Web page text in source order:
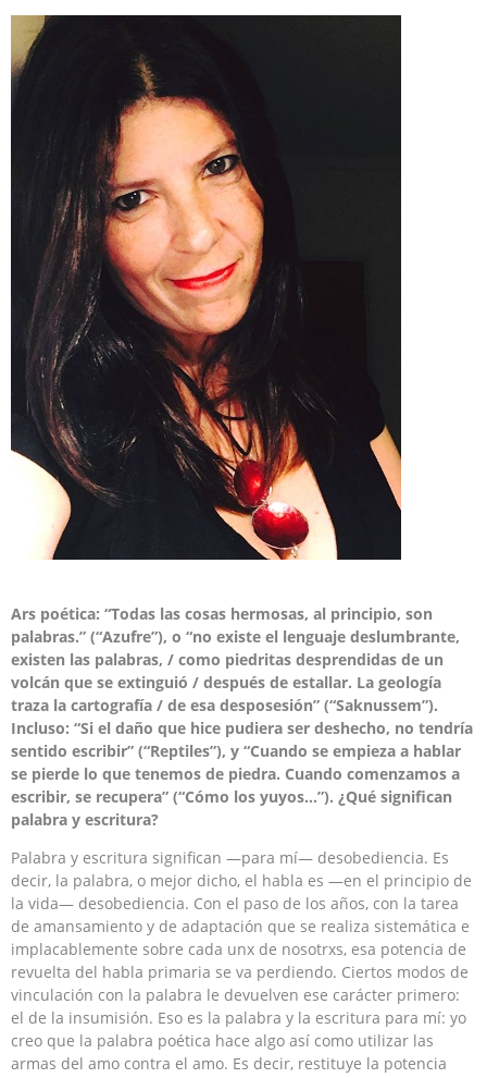
Ars poética: “Todas las cosas hermosas, al principio, son
palabras.” (“Azufre”), o “no existe el lenguaje deslumbrante,
existen las palabras, / como piedritas desprendidas de un
volcán que se extinguió / después de estallar. La geología
traza la cartografía / de esa desposesión” (“Saknussem”).
Incluso: “Si el daño que hice pudiera ser deshecho, no tendría
sentido escribir” (“Reptiles”), y “Cuando se empieza a hablar
se pierde lo que tenemos de piedra. Cuando comenzamos a
escribir, se recupera” (“Cómo los yuyos…”). ¿Qué significan
palabra y escritura?
Palabra y escritura significan —para mí— desobediencia. Es
decir, la palabra, o mejor dicho, el habla es —en el principio de
la vida— desobediencia. Con el paso de los años, con la tarea
de amansamiento y de adaptación que se realiza sistemática e
implacablemente sobre cada unx de nosotrxs, esa potencia de
revuelta del habla primaria se va perdiendo. Ciertos modos de
vinculación con la palabra le devuelven ese carácter primero:
el de la insumisión. Eso es la palabra y la escritura para mí: yo
creo que la palabra poética hace algo así como utilizar las
armas del amo contra el amo. Es decir, restituye la potencia